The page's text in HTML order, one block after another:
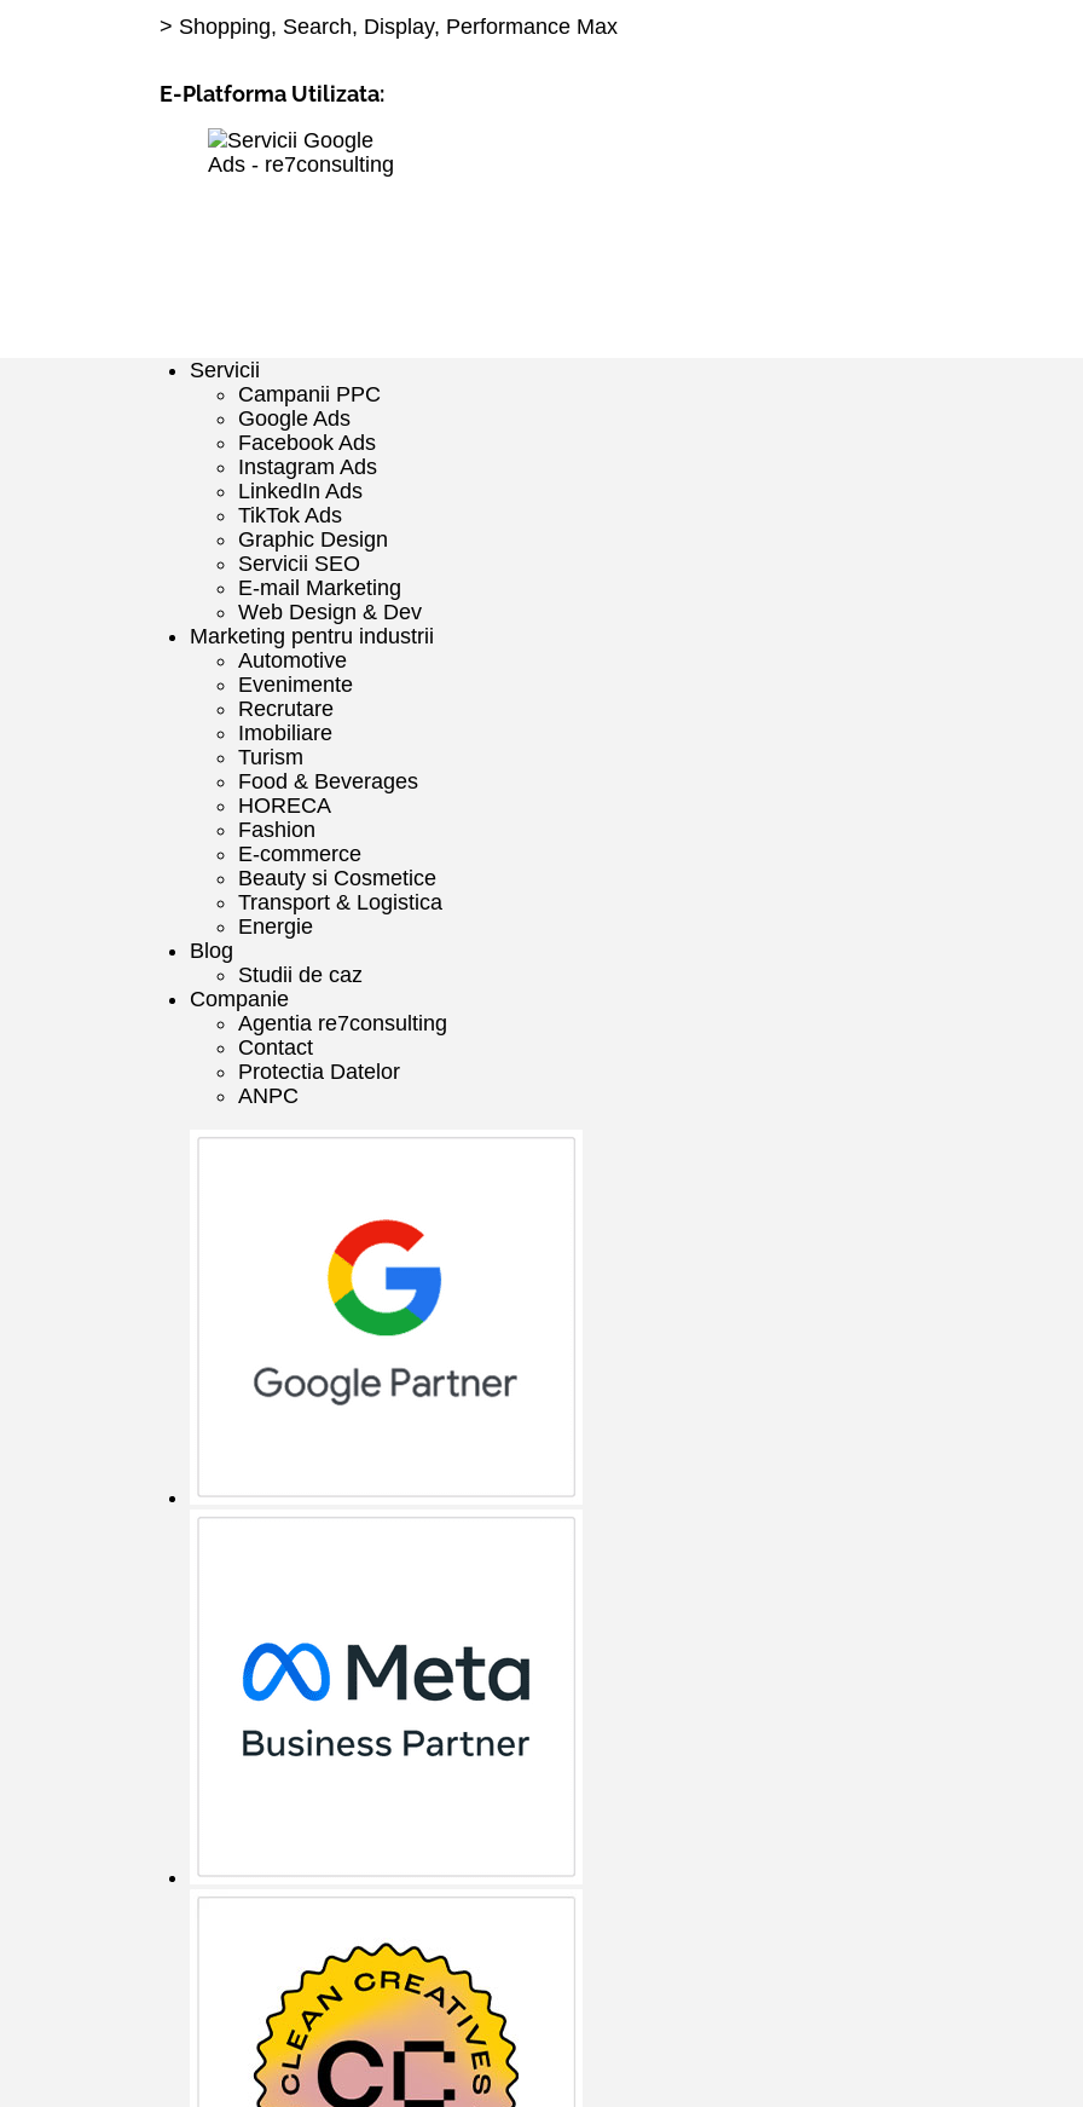
> Shopping, Search, Display, Performance Max
E-Platforma Utilizata:
Servicii
Campanii PPC
Google Ads
Facebook Ads
Instagram Ads
LinkedIn Ads
TikTok Ads
Graphic Design
Servicii SEO
E-mail Marketing
Web Design & Dev
Marketing pentru industrii
Automotive
Evenimente
Recrutare
Imobiliare
Turism
Food & Beverages
HORECA
Fashion
E-commerce
Beauty si Cosmetice
Transport & Logistica
Energie
Blog
Studii de caz
Companie
Agentia re7consulting
Contact
Protectia Datelor
ANPC